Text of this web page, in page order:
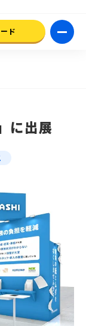
ド
に出展